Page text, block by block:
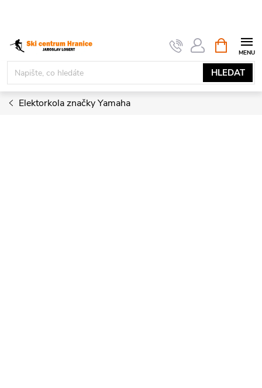
obsah
HLEDAT
NÁKUPNÍ
KOŠÍK
Elektorkola značky Yamaha